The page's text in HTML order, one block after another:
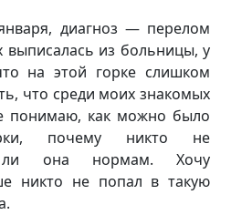
диагноз — перелом
из больницы, у
на этой горке слишком
что среди моих знакомых
понимаю, как можно было
почему никто не
ли она нормам. Хочу
никто не попал в такую